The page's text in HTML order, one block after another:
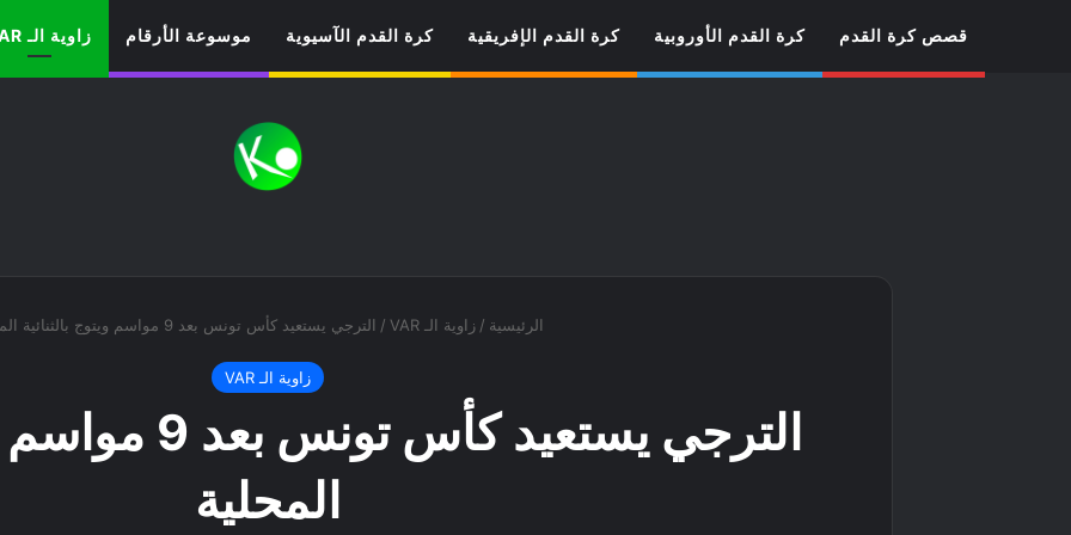
قصص كرة القدم كرة القدم الأوروبية كرة القدم الإفريقية كرة القدم الآسيوية موسوعة الأرقام زاوية الـ VAR
الرئيسية / زاوية الـ VAR / الترجي يستعيد كأس تونس بعد 9 مواسم ويتوج بالثنائية المحلية
زاوية الـ VAR
الترجي يستعيد
المحلية